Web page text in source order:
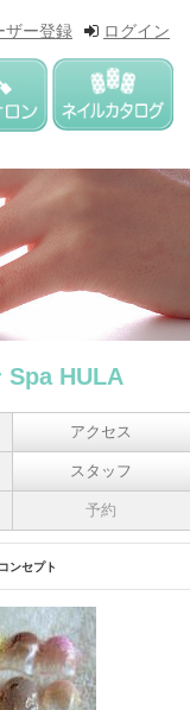
ログイン
ザー登録
Spa HULA
アクセス
スタッフ
予約
ンセプト